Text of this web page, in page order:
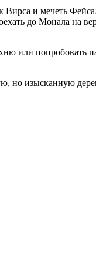
Вирса и мечеть
до Монала на
или попробовать
но изысканную